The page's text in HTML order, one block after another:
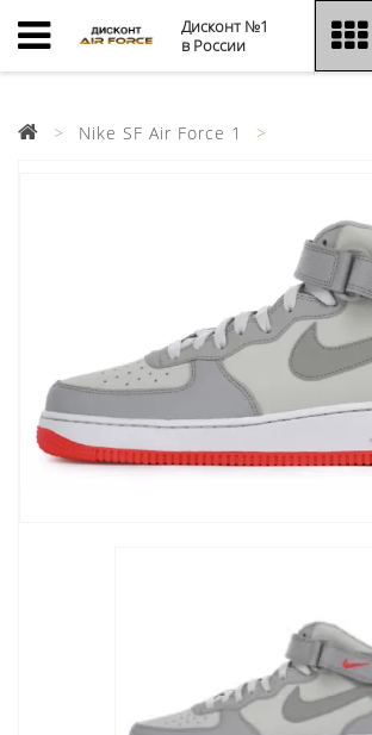
Дисконт №1
в России
Nike SF Air Force 1